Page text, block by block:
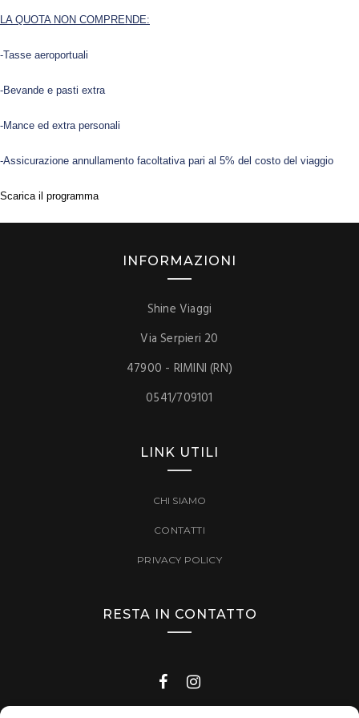
LA QUOTA NON COMPRENDE:
-Tasse aeroportuali
-Bevande e pasti extra
-Mance ed extra personali
-Assicurazione annullamento facoltativa pari al 5% del costo del viaggio
Scarica il programma
INFORMAZIONI
Shine Viaggi
Via Serpieri 20
47900 - RIMINI (RN)
0541/709101
LINK UTILI
CHI SIAMO
CONTATTI
PRIVACY POLICY
RESTA IN CONTATTO